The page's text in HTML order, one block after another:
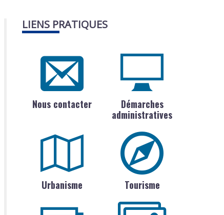
LIENS PRATIQUES
Nous contacter
Démarches
administratives
Urbanisme Tourisme